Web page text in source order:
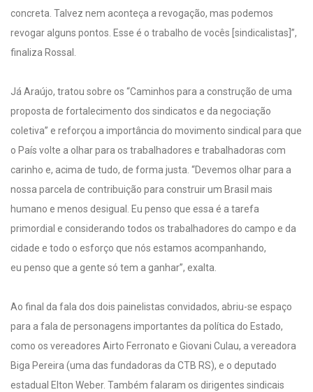
concreta. Talvez nem aconteça a revogação, mas podemos
revogar alguns pontos. Esse é o trabalho de vocês [sindicalistas]”,
finaliza Rossal.
Já Araújo, tratou sobre os “Caminhos para a construção de uma
proposta de fortalecimento dos sindicatos e da negociação
coletiva” e reforçou a importância do movimento sindical para que
o País volte a olhar para os trabalhadores e trabalhadoras com
carinho e, acima de tudo, de forma justa. “Devemos olhar para a
nossa parcela de contribuição para construir um Brasil mais
humano e menos desigual. Eu penso que essa é a tarefa
primordial e considerando todos os trabalhadores do campo e da
cidade e todo o esforço que nós estamos acompanhando,
eu penso que a gente só tem a ganhar”, exalta.
Ao final da fala dos dois painelistas convidados, abriu-se espaço
para a fala de personagens importantes da política do Estado,
como os vereadores Airto Ferronato e Giovani Culau, a vereadora
Biga Pereira (uma das fundadoras da CTB RS), e o deputado
estadual Elton Weber. Também falaram os dirigentes sindicais